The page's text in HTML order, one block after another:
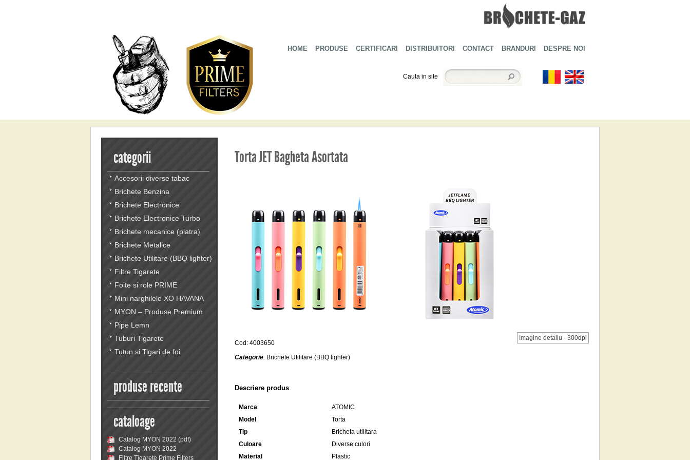
HOME PRODUSE CERTIFICARI DISTRIBUITORI CONTACT BRANDURI DESPRE NOI
Cauta in site
categorii
Accesorii diverse tabac
Brichete Benzina
Brichete Electronice
Brichete Electronice Turbo
Brichete mecanice (piatra)
Brichete Metalice
Brichete Utilitare (BBQ lighter)
Filtre Tigarete
Foite si role PRIME
Mini narghilele XO HAVANA
MYON – Produse Premium
Pipe Lemn
Tuburi Tigarete
Tutun si Tigari de foi
produse recente
cataloage
Catalog MYON 2022 (pdf)
Catalog MYON 2022
Filtre Tigarete Prime Filters
Torta JET Bagheta Asortata
Imagine detaliu - 300dpi
Cod: 4003650
Categorie: Brichete Utilitare (BBQ lighter)
Descriere produs
Marca
ATOMIC
Model
Torta
Tip
Bricheta utilitara
Culoare
Diverse culori
Material
Plastic